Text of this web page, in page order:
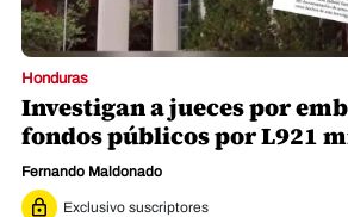
Honduras
Investigan a jueces por
fondos públicos por L921
Fernando Maldonado
Exclusivo suscriptores